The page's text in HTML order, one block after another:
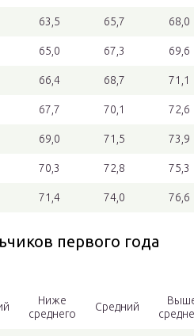
63,5 65,7 68,0
65,0 67,3 69,6
66,4 68,7 71,1
67,7 70,1 72,6
69,0 71,5 73,9
70,3 72,8 75,3
71,4 74,0 76,6
первого года
Ниже
среднего
Средний